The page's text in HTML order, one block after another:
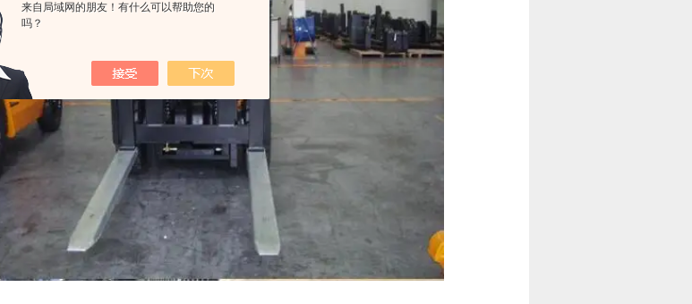
来自局域网的朋友！有什么可以帮助您的
吗？